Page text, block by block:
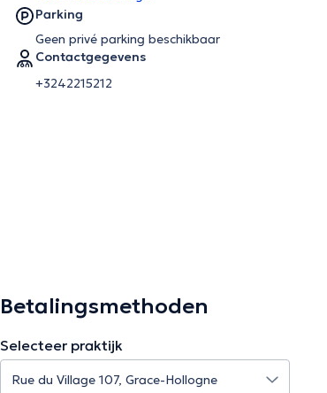
Parking
Geen privé parking beschikbaar
Contactgegevens
+3242215212
Betalingsmethoden
Selecteer praktijk